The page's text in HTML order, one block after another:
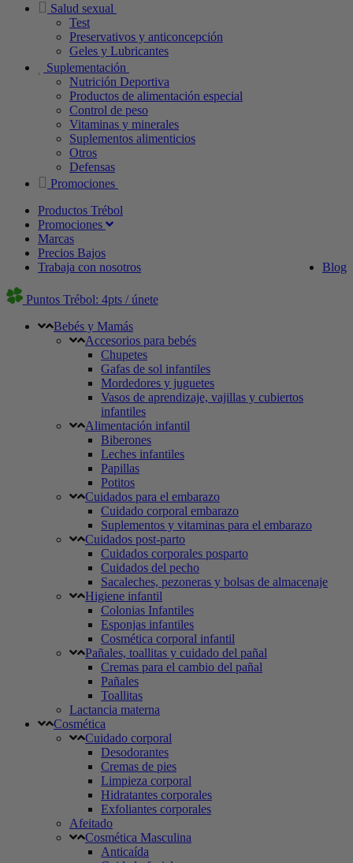
Salud sexual
Test
Preservativos y anticoncepción
Geles y Lubricantes
Suplementación
Nutrición Deportiva
Productos de alimentación especial
Control de peso
Vitaminas y minerales
Suplementos alimenticios
Otros
Defensas
Promociones
Productos Trébol
Promociones
Marcas
Precios Bajos
Blog
Trabaja con nosotros
Puntos Trébol: 4pts / únete
Bebés y Mamás
Accesorios para bebés
Chupetes
Gafas de sol infantiles
Mordedores y juguetes
Vasos de aprendizaje, vajillas y cubiertos
infantiles
Alimentación infantil
Biberones
Leches infantiles
Papillas
Potitos
Cuidados para el embarazo
Cuidado corporal embarazo
Suplementos y vitaminas para el embarazo
Cuidados post-parto
Cuidados corporales posparto
Cuidados del pecho
Sacaleches, pezoneras y bolsas de almacenaje
Higiene infantil
Colonias Infantiles
Esponjas infantiles
Cosmética corporal infantil
Pañales, toallitas y cuidado del pañal
Cremas para el cambio del pañal
Pañales
Toallitas
Lactancia materna
Cosmética
Cuidado corporal
Desodorantes
Cremas de pies
Limpieza corporal
Hidratantes corporales
Exfoliantes corporales
Afeitado
Cosmética Masculina
Anticaída